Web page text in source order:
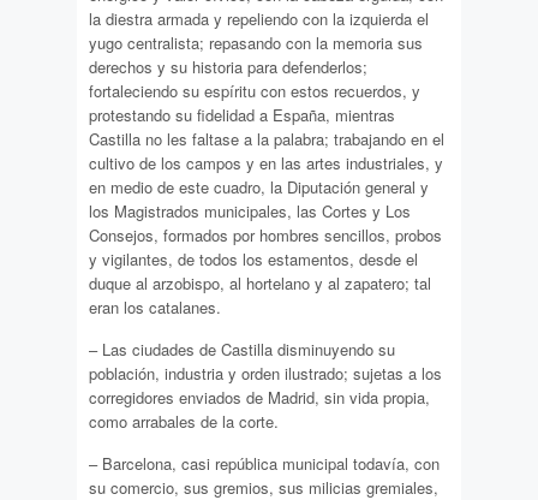
la diestra armada y repeliendo con la izquierda el
yugo centralista; repasando con la memoria sus
derechos y su historia para defenderlos;
fortaleciendo su espíritu con estos recuerdos, y
protestando su fidelidad a España, mientras
Castilla no les faltase a la palabra; trabajando en el
cultivo de los campos y en las artes industriales, y
en medio de este cuadro, la Diputación general y
los Magistrados municipales, las Cortes y Los
Consejos, formados por hombres sencillos, probos
y vigilantes, de todos los estamentos, desde el
duque al arzobispo, al hortelano y al zapatero; tal
eran los catalanes.
– Las ciudades de Castilla disminuyendo su
población, industria y orden ilustrado; sujetas a los
corregidores enviados de Madrid, sin vida propia,
como arrabales de la corte.
– Barcelona, casi república municipal todavía, con
su comercio, sus gremios, sus milicias gremiales,